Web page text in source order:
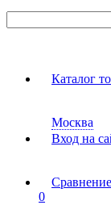
Каталог
Москва
Вход на
Сравнение
0